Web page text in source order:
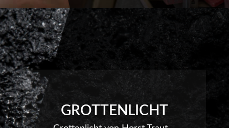
GROTTENLICHT